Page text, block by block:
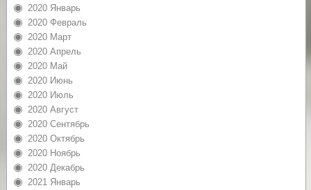
2020 Январь
2020 Февраль
2020 Март
2020 Апрель
2020 Май
2020 Июнь
2020 Июль
2020 Август
2020 Сентябрь
2020 Октябрь
2020 Ноябрь
2020 Декабрь
2021 Январь